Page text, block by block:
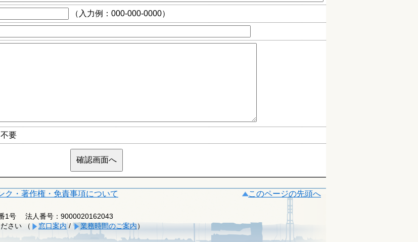
（入力例：000-000-0000）
不要
ク・著作権・免責事項について このページの先頭へ
1号
法人番号：9000020162043
さい （
窓口案内/ 業務時間のご案内）